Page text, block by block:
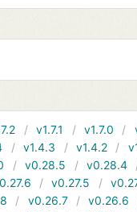
v1.7.1 v1.7.0
v1.4.3 v1.4.2
v0.28.5 v0.28.4
v0.27.5
v0.26.7 v0.26.6